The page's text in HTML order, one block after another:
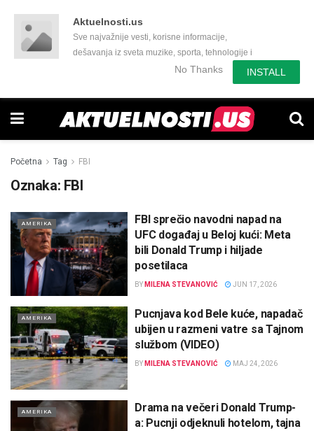
Aktuelnosti.us
Sve najvažnije vesti, korisne informacije,
dešavanja iz sveta muzike, sporta, tehnologije i
još mnogo toga zanimljivog.No Thanks INSTALL
Početna Tag FBI
Oznaka: FBI
AMERIKA
FBI sprečio navodni napad na
UFC događaj u Beloj kući: Meta
bili Donald Trump i hiljade
posetilaca
BY MILENA STEVANOVIĆ JUN 17, 2026
AMERIKA
Pucnjava kod Bele kuće, napadač
ubijen u razmeni vatre sa Tajnom
službom (VIDEO)
BY MILENA STEVANOVIĆ MAJ 24, 2026
AMERIKA
Drama na večeri Donald Trump-
a: Pucnji odjeknuli hotelom, tajna